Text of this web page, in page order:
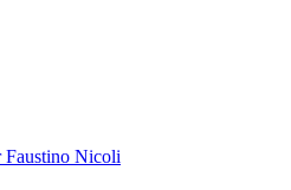
Faustino Nicoli